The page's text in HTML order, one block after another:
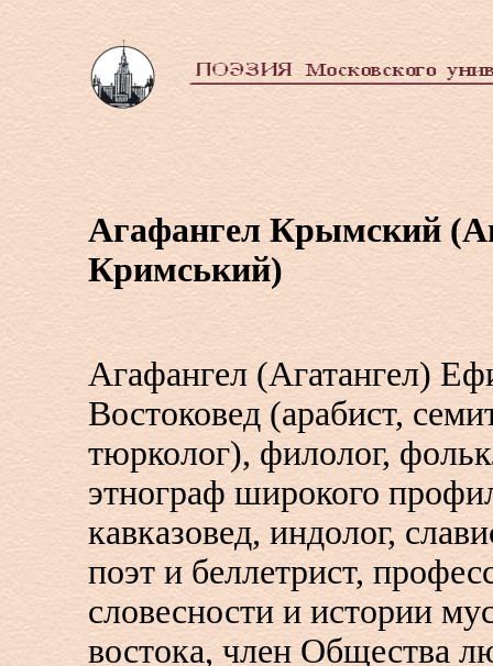
Агафангел Крымский
Кримський)
Агафангел (Агатангел)
Востоковед (арабист,
тюрколог), филолог,
этнограф широкого
кавказовед, индолог,
поэт и беллетрист,
словесности и истории
востока, член Общества